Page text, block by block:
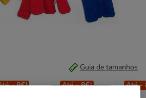
Guia de tamanhos
- 8€!
Até - 8€!
Até -